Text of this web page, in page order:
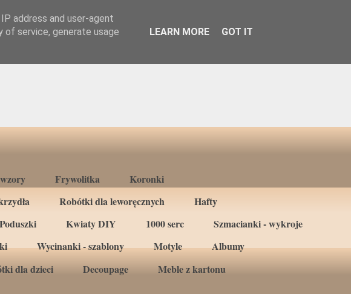
Frywolitka
Koronki
Robótki dla leworęcznych
Hafty
Poduszki Kwiaty DIY 1000 serc
Szmacianki - wykroje
Wycinanki - szablony Motyle
Albumy
dla dzieci Decoupage
Meble z kartonu
address and user-agent
of service, generate usage
LEARN MORE GOT IT